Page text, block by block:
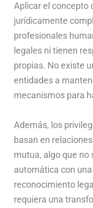
Aplicar el concepto
jurídicamente
profesionales
legales ni tienen
propias. No existe
entidades a
mecanismos para
Además, los
basan en
mutua, algo que no
automática con
reconocimiento
requiera una